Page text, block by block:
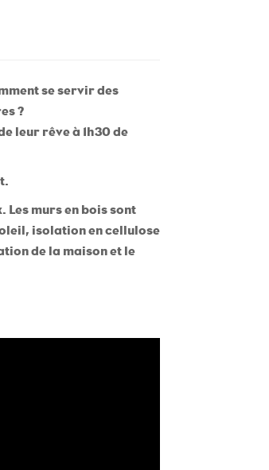
se servir des
?
leur rêve à 1h30 de
Les murs en bois sont
isolation en cellulose
de la maison et le